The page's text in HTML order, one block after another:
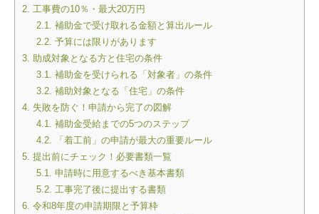
2. 工事費の10％・最大20万円
2.1. 補助金で受け取れる金額と算出ルール
2.2. 予算には限りがあります
3. 助成対象となる方と住宅の条件
3.1. 補助金を受けられる「対象者」の条件
3.2. 補助対象となる「住宅」の条件
4. 失敗を防ぐ！申請から完了の図解
4.1. 補助金受給までの5つのステップ
4.2. 「着工前」の申請が最大の重要ルール
5. 提出前にチェック！必要書類一覧
5.1. 申請時に用意するべき基本書類
5.2. 工事完了後に提出する書類
6. 令和8年度の申請期限と予算枠